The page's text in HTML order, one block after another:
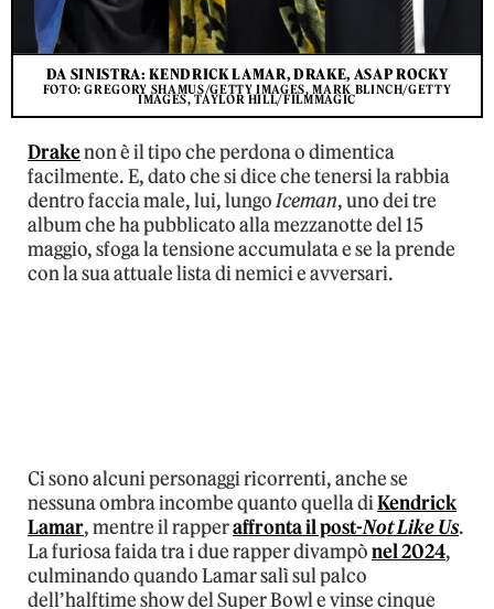
DA SINISTRA: KENDRICK LAMAR, DRAKE, ASAP ROCKY
FOTO: GREGORY SHAMUS/GETTY IMAGES, MARK BLINCH/GETTY
IMAGES, TAYLOR HILL/FILMMAGIC
Drakenon è il tipo che perdona o dimentica
facilmente. E, dato che si dice che tenersi la rabbia
dentro faccia male, lui, lungoIceman, uno dei tre
album che ha pubblicato alla mezzanotte del 15
maggio, sfoga la tensione accumulata e se la prende
con la sua attuale lista di nemici e avversari.
Ci sono alcuni personaggi ricorrenti, anche se
nessuna ombra incombe quanto quella diKendrick
Lamar, mentre il rapperaffronta il post-Not Like Us.
La furiosa faida tra i due rapper divampònel 2024,
culminando quando Lamar salì sul palco
dell’halftime show del Super Bowl e vinse cinque